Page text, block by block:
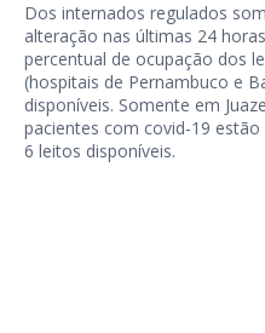
Dos internados regulados
alteração nas últimas 24
percentual de ocupação dos
(hospitais de Pernambuco e
disponíveis. Somente em
pacientes com covid-19
6 leitos disponíveis.